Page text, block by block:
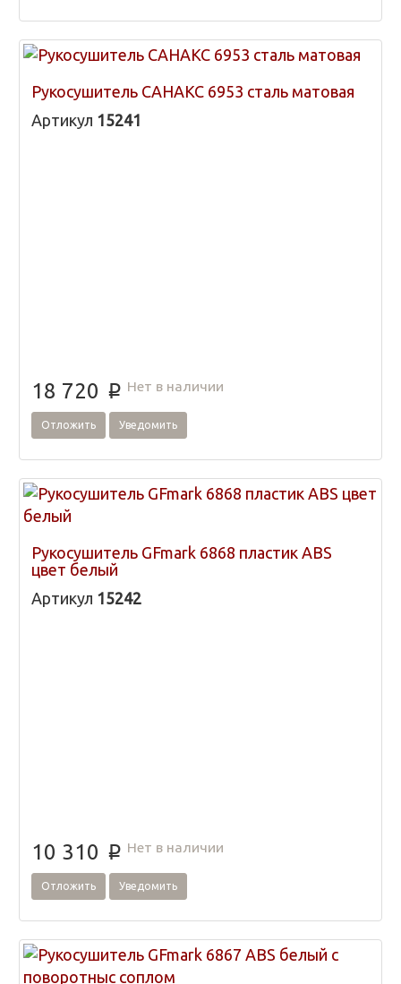
Рукосушитель САНАКС 6953 сталь матовая
Артикул 15241
18 720 p Нет в наличии
Отложить Уведомить
Рукосушитель GFmark 6868 пластик ABS
цвет белый
Артикул 15242
10 310 p Нет в наличии
Отложить Уведомить